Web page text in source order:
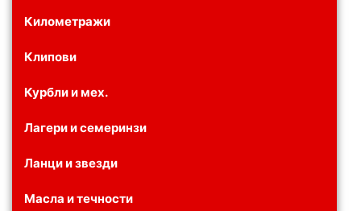
Километражи
Клипови
Курбли и мех.
Лагери и семеринзи
Ланци и звезди
Масла и течности